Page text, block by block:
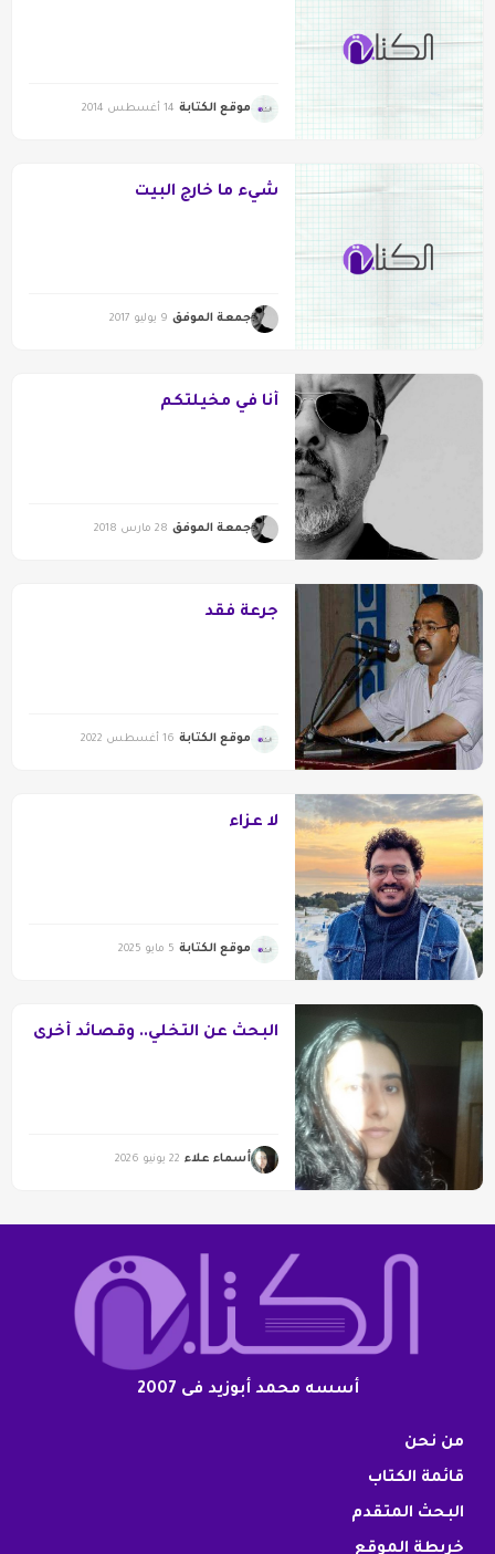
موقع الكتابة 14 أغسطس 2014
شيء ما خارج البيت
جمعة الموفق 9 يوليو 2017
أنا في مخيلتكم
جمعة الموفق 28 مارس 2018
جرعة فقد
موقع الكتابة 16 أغسطس 2022
لا عزاء
موقع الكتابة 5 مايو 2025
البحث عن التخلي.. وقصائد أخرى
أسماء علاء 22 يونيو 2026
أسسه محمد أبوزيد فى 2007
من نحن
قائمة الكتاب
البحث المتقدم
خريطة الموقع